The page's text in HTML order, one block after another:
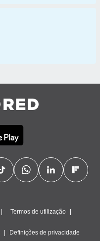
Termos de utilização
Definições de privacidade